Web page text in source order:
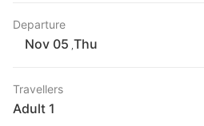
Departure
Thu
Travellers
1 Adult